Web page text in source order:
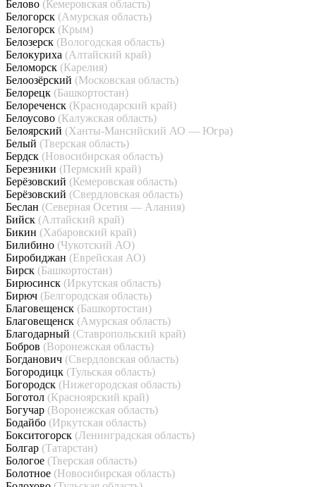
Белово (Кемеровская область)
Белогорск (Амурская область)
Белогорск (Крым)
Белозерск (Вологодская область)
Белокуриха (Алтайский край)
Беломорск (Карелия)
Белоозёрский (Московская область)
Белорецк (Башкортостан)
Белореченск (Краснодарский край)
Белоусово (Калужская область)
Белоярский (Ханты-Мансийский АО — Югра)
Белый (Тверская область)
Бердск (Новосибирская область)
Березники (Пермский край)
Берёзовский (Кемеровская область)
Берёзовский (Свердловская область)
Беслан (Северная Осетия — Алания)
Бийск (Алтайский край)
Бикин (Хабаровский край)
Билибино (Чукотский АО)
Биробиджан (Еврейская АО)
Бирск (Башкортостан)
Бирюсинск (Иркутская область)
Бирюч (Белгородская область)
Благовещенск (Башкортостан)
Благовещенск (Амурская область)
Благодарный (Ставропольский край)
Бобров (Воронежская область)
Богданович (Свердловская область)
Богородицк (Тульская область)
Богородск (Нижегородская область)
Боготол (Красноярский край)
Богучар (Воронежская область)
Бодайбо (Иркутская область)
Бокситогорск (Ленинградская область)
Болгар (Татарстан)
Бологое (Тверская область)
Болотное (Новосибирская область)